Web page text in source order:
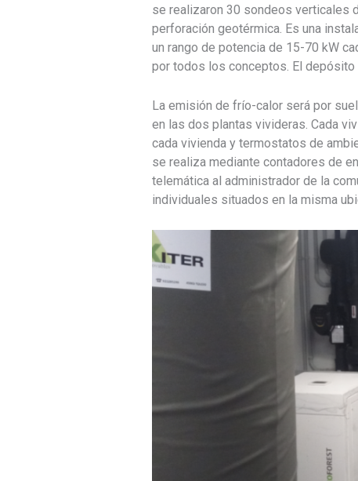
se realizaron 30 sondeos verticales
perforación geotérmica. Es una
un rango de potencia de 15-70 kW
por todos los conceptos. El depósito
La emisión de frío-calor será por
en las dos plantas vivideras. Cada
cada vivienda y termostatos de
se realiza mediante contadores de
telemática al administrador de la
individuales situados en la misma